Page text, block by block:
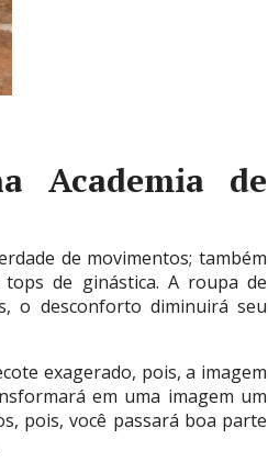
Academia de
de movimentos; também
de ginástica. A roupa de
o desconforto diminuirá seu
exagerado, pois, a imagem
em uma imagem um
pois, você passará boa parte